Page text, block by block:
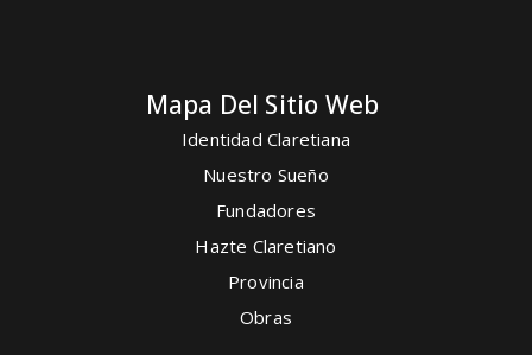
Mapa Del Sitio Web
Identidad Claretiana
Nuestro Sueño
Fundadores
Hazte Claretiano
Provincia
Obras